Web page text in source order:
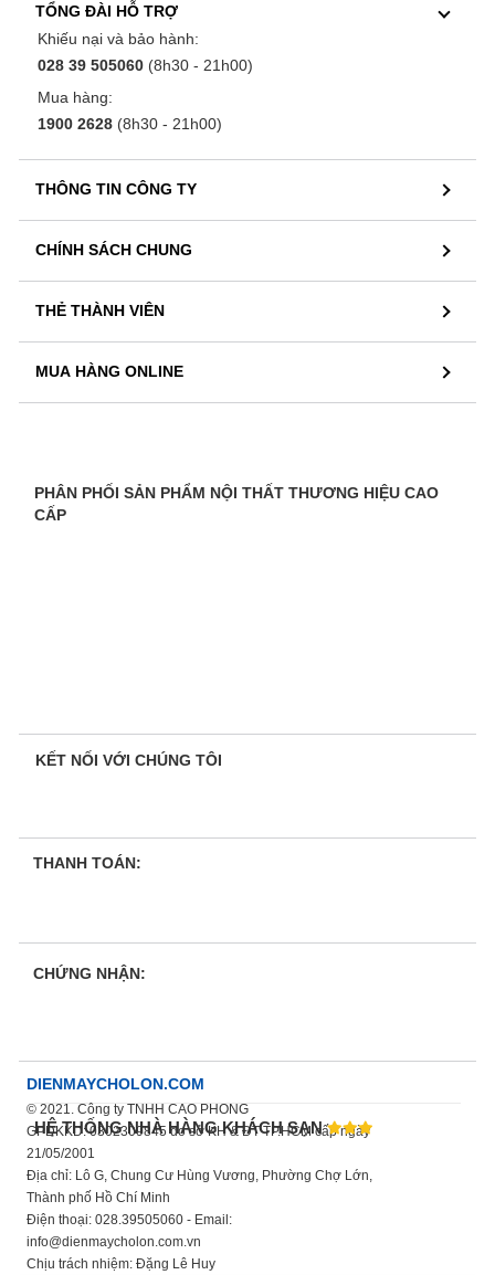
TỔNG ĐÀI HỖ TRỢ
Khiếu nại và bảo hành:
028 39 505060 (8h30 - 21h00)
Mua hàng:
1900 2628 (8h30 - 21h00)
THÔNG TIN CÔNG TY
CHÍNH SÁCH CHUNG
THẺ THÀNH VIÊN
MUA HÀNG ONLINE
PHÂN PHỐI SẢN PHẨM NỘI THẤT THƯƠNG HIỆU CAO
CẤP
HỆ THỐNG NHÀ HÀNG KHÁCH SẠN
KẾT NỐI VỚI CHÚNG TÔI
THANH TOÁN:
CHỨNG NHẬN:
DIENMAYCHOLON.COM
© 2021. Công ty TNHH CAO PHONG
GPDKKD: 0302309845 do sở KH & ĐT TP.HCM cấp ngày
21/05/2001
Địa chỉ: Lô G, Chung Cư Hùng Vương, Phường Chợ Lớn,
Thành phố Hồ Chí Minh
Điện thoại: 028.39505060 - Email:
info@dienmaycholon.com.vn
Chịu trách nhiệm: Đặng Lê Huy